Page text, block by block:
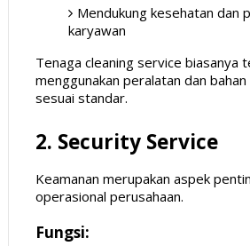
Mendukung kesehatan dan
karyawan
Tenaga cleaning service biasanya
menggunakan peralatan dan
sesuai standar.
2. Security Service
Keamanan merupakan aspek
operasional perusahaan.
Fungsi: